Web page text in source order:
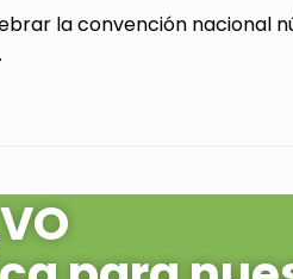
la convención nacional